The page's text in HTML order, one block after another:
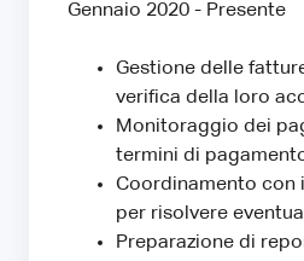
Gennaio 2020 - Presente
Gestione delle
verifica della loro
Monitoraggio dei
termini di
Coordinamento con
per risolvere
Preparazione di